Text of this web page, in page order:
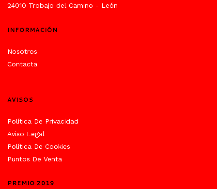
24010 Trobajo del Camino - León
INFORMACIÓN
Nosotros
Contacta
AVISOS
Política De Privacidad
Aviso Legal
Política De Cookies
Puntos De Venta
PREMIO 2019